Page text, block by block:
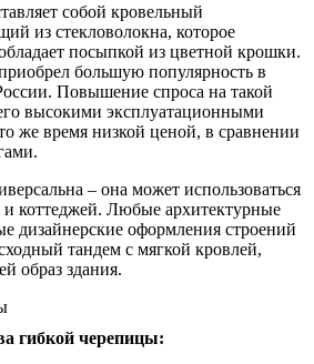
собой кровельный
из стекловолокна, которое
посыпкой из цветной крошки.
большую популярность в
Повышение спроса на такой
высокими эксплуатационными
же время низкой ценой, в сравнении
– она может использоваться
коттеджей. Любые архитектурные
дизайнерские оформления строений
тандем с мягкой кровлей,
образ здания.
гибкой черепицы: